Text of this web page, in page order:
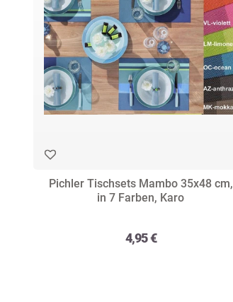
Pichler Tischsets Mambo 35x48 cm,
in 7 Farben, Karo
4,95 €